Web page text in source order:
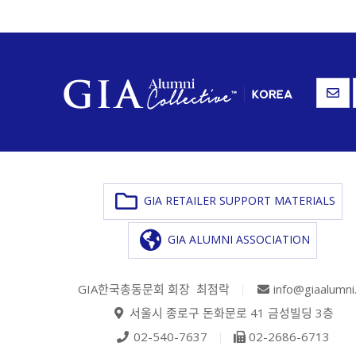
GIA RETAILER SUPPORT MATERIALS
GIA ALUMNI ASSOCIATION
GIA한국총동문회 회장 최점락
서울시 종로구 돈화문로 41 금성빌딩 3층
02-540-7637
02-2686-6713